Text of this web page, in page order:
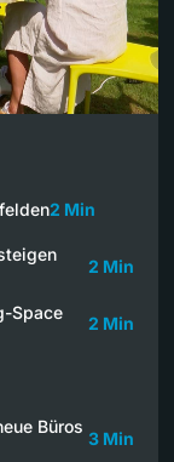
2 Min
2 Min
Space
2 Min
Büros
3 Min